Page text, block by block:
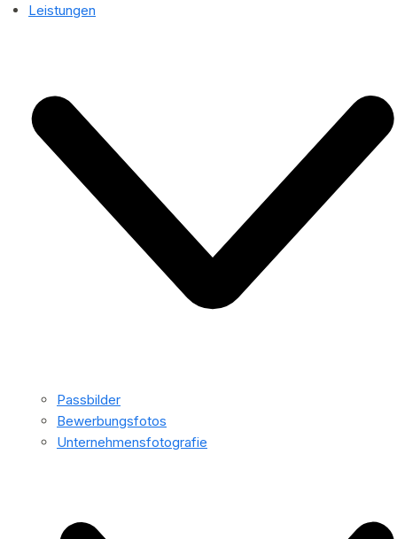
Leistungen
Passbilder
Bewerbungsfotos
Unternehmensfotografie